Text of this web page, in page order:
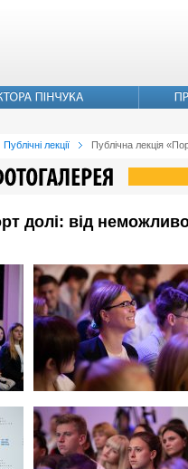
Публічні лекції Публічна лекція
долі: від